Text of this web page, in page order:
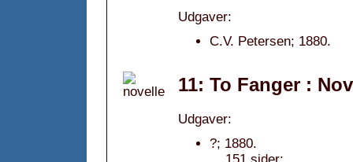
Udgaver:
C.V. Petersen; 1880.
11: To Fanger :
Udgaver:
?; 1880.